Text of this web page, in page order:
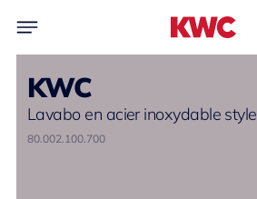
KWC
Lavabo en acier inoxydable style
80.002.100.700